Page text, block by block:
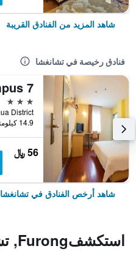
شاهد المزيد من الفنادق القريبة
فنادق رخيصة في تشانغشا
3 نجوم
14.9 كيلومتر عن وسط المدينة
56 ﷼
شاهد أرخص الفنادق في تشانغشا
استكشفFurong, تشانغشا